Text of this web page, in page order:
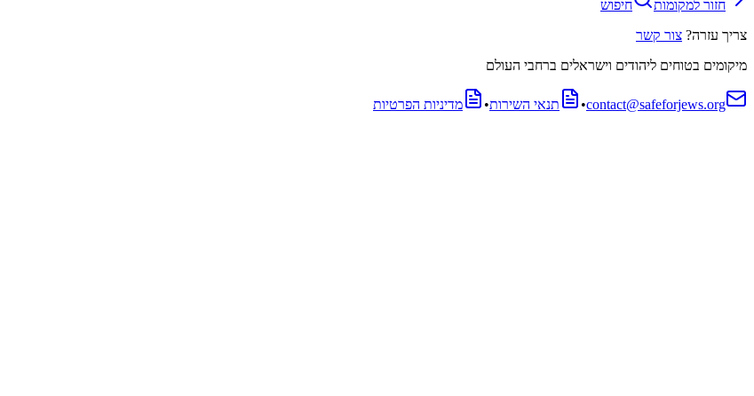
חזור למקומות
חיפוש
צריך עזרה? צור קשר
מיקומים בטוחים ליהודים וישראלים ברחבי העולם
contact@safeforjews.org
• תנאי השירות• מדיניות הפרטיות